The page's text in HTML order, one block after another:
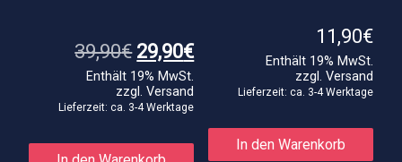
39,90€ Ursprünglicher
Preis
war:
39,90€
29,90€Aktueller
Preis
29,90€.
Enthält 19% MwSt.
zzgl.Versand
Lieferzeit: ca. 3-4 Werktage
11,90€
Enthält 19% MwSt.
zzgl. Versand
Lieferzeit: ca. 3-4 Werktage
In den Warenkorb